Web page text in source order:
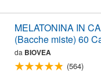
MELATONINA IN
(Bacche miste) 60
da BIOVEA
(564)